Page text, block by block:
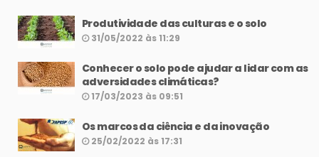
Produtividade das culturas e o solo
31/05/2022 às 11:29
Conhecer o solo pode ajudar a lidar com as
adversidades climáticas?
17/03/2023 às 09:51
Os marcos da ciência e da inovação
25/02/2022 às 17:31